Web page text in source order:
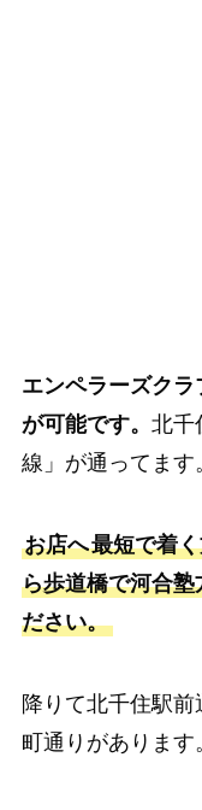
エンペラーズク
が可能です。 北千
線」が通ってます
お店へ最短で着
ら歩道橋で河合
ださい。
降りて北千住駅
町通りがあります